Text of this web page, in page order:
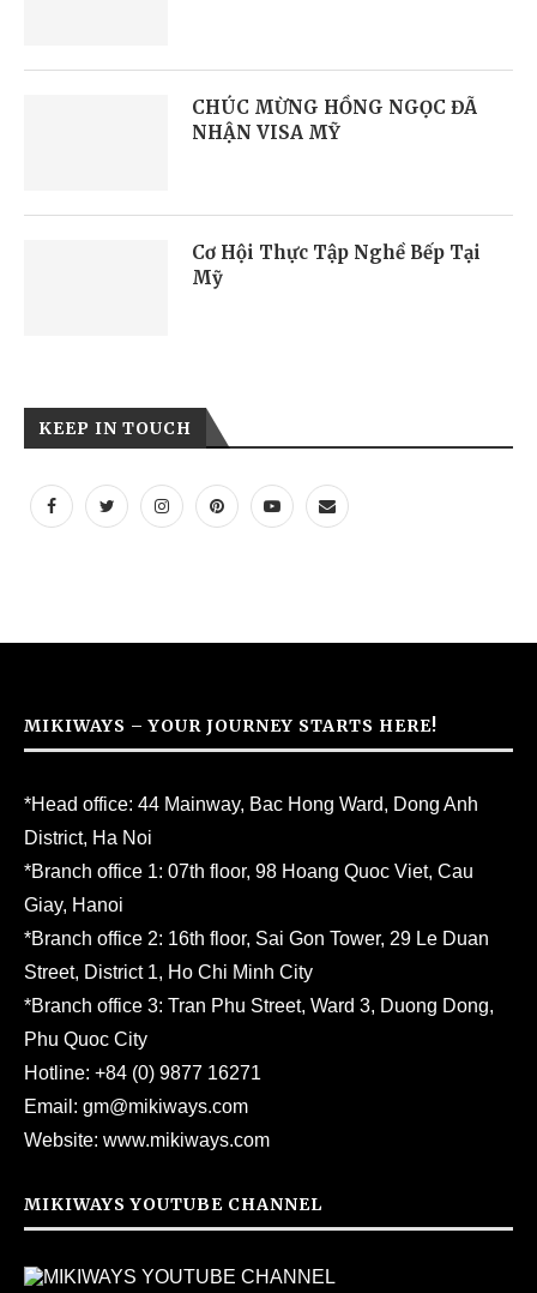
CHÚC MỪNG HỒNG NGỌC ĐÃ
NHẬN VISA MỸ
Cơ Hội Thực Tập Nghề Bếp Tại
Mỹ
KEEP IN TOUCH
MIKIWAYS – YOUR JOURNEY STARTS HERE!
*Head office: 44 Mainway, Bac Hong Ward, Dong Anh
District, Ha Noi
*Branch office 1: 07th floor, 98 Hoang Quoc Viet, Cau
Giay, Hanoi
*Branch office 2: 16th floor, Sai Gon Tower, 29 Le Duan
Street, District 1, Ho Chi Minh City
*Branch office 3: Tran Phu Street, Ward 3, Duong Dong,
Phu Quoc City
Hotline: +84 (0) 9877 16271
Email: gm@mikiways.com
Website: www.mikiways.com
MIKIWAYS YOUTUBE CHANNEL